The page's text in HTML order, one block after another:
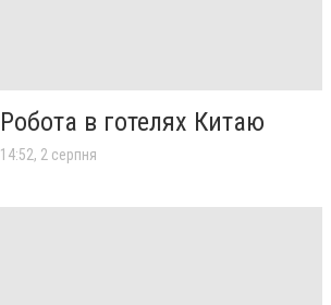
Робота в готелях Китаю
14:52, 2 серпня